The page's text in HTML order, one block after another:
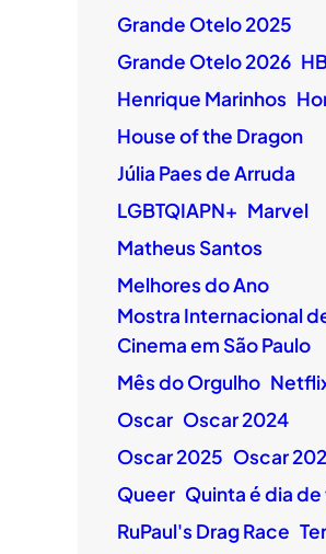
Grande Otelo 2025
Grande Otelo 2026
Henrique Marinhos
House of the Dragon
Júlia Paes de Arruda
LGBTQIAPN+ Marvel
Matheus Santos
Melhores do Ano
Mostra Internacional
Cinema em São Paulo
Mês do Orgulho
Oscar Oscar 2024
Oscar 2025 Oscar
Queer Quinta é dia de
RuPaul's Drag Race